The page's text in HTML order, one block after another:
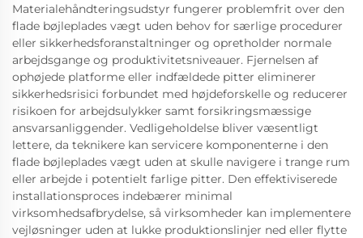
Materialehåndteringsudstyr fungerer problemfrit over den
flade bøjleplades vægt uden behov for særlige procedurer
eller sikkerhedsforanstaltninger og opretholder normale
arbejdsgange og produktivitetsniveauer. Fjernelsen af
ophøjede platforme eller indfældede pitter eliminerer
sikkerhedsrisici forbundet med højdeforskelle og reducerer
risikoen for arbejdsulykker samt forsikringsmæssige
ansvarsanliggender. Vedligeholdelse bliver væsentligt
lettere, da teknikere kan servicere komponenterne i den
flade bøjleplades vægt uden at skulle navigere i trange rum
eller arbejde i potentielt farlige pitter. Den effektiviserede
installationsproces indebærer minimal
virksomhedsafbrydelse, så virksomheder kan implementere
vejløsninger uden at lukke produktionslinjer ned eller flytte